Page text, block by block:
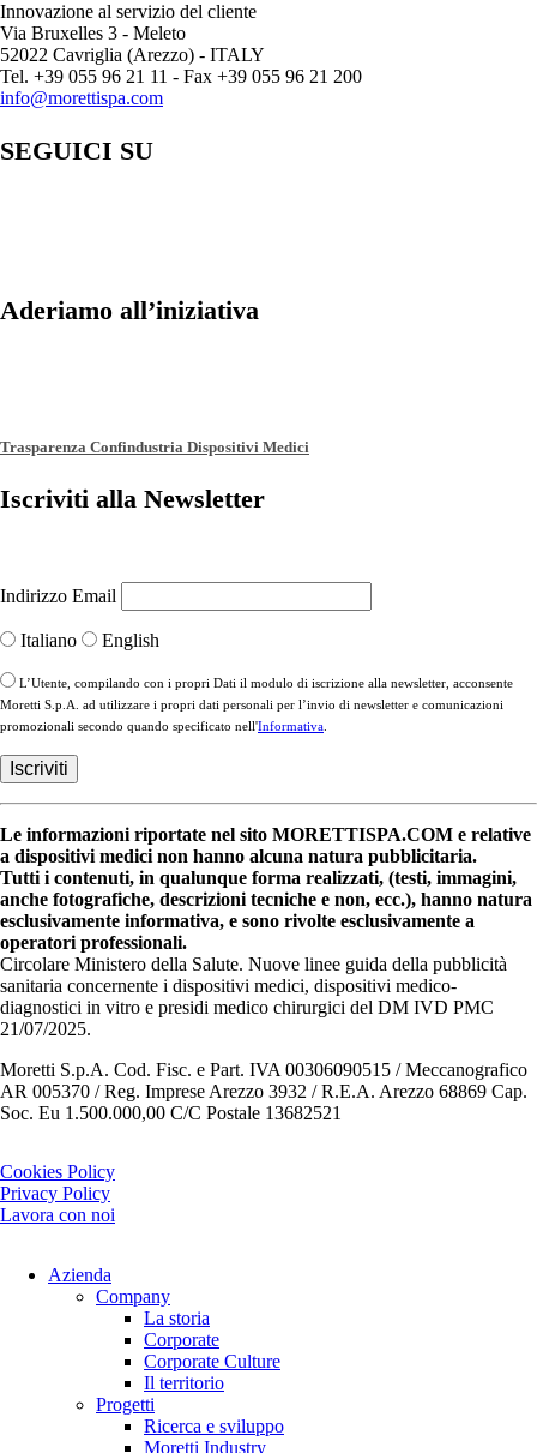
Innovazione al servizio del cliente
Via Bruxelles 3 - Meleto
52022 Cavriglia (Arezzo) - ITALY
Tel. +39 055 96 21 11 - Fax +39 055 96 21 200
info@morettispa.com
SEGUICI SU
Aderiamo all’iniziativa
Trasparenza Confindustria Dispositivi Medici
Iscriviti alla Newsletter
Indirizzo Email
Italiano English
L’Utente, compilando con i propri Dati il modulo di iscrizione alla newsletter, acconsente
Moretti S.p.A. ad utilizzare i propri dati personali per l’invio di newsletter e comunicazioni
promozionali secondo quando specificato nell'Informativa
Le informazioni riportate nel sito MORETTISPA.COM e relative
a dispositivi medici non hanno alcuna natura pubblicitaria.
Tutti i contenuti, in qualunque forma realizzati, (testi, immagini,
anche fotografiche, descrizioni tecniche e non, ecc.), hanno natura
esclusivamente informativa, e sono rivolte esclusivamente a
operatori professionali.
Circolare Ministero della Salute. Nuove linee guida della pubblicità
sanitaria concernente i dispositivi medici, dispositivi medico-
diagnostici in vitro e presidi medico chirurgici del DM IVD PMC
21/07/2025.
Moretti S.p.A. Cod. Fisc. e Part. IVA 00306090515 / Meccanografico
AR 005370 / Reg. Imprese Arezzo 3932 / R.E.A. Arezzo 68869 Cap.
Soc. Eu 1.500.000,00 C/C Postale 13682521
Cookies Policy
Privacy Policy
Lavora con noi
Azienda
Company
La storia
Corporate
Corporate Culture
Il territorio
Progetti
Ricerca e sviluppo
Moretti Industry